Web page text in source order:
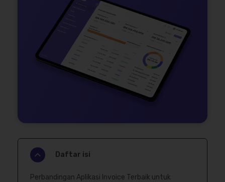
Daftar isi
Perbandingan Aplikasi Invoice Terbaik untuk